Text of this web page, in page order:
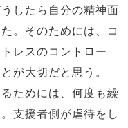
したら自分の精神面
。そのためには、コ
レスのコントロー
が大切だと思う。
ためには、何度も繰
支援者側が虐待をし